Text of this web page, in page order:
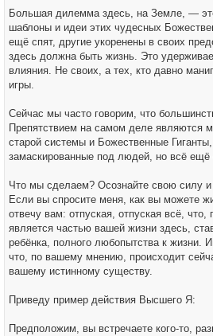
Большая дилемма здесь, на Земле, —
шаблоны и идеи этих чудесных
ещё спят, другие укоренены в своих
здесь должна быть жизнь. Это
влияния. Не своих, а тех, кто давно
игры.
Сейчас мы часто говорим, что
Препятствием на самом деле являются
старой системы и Божественные
замаскированные под людей, но всё
Что мы сделаем? Осознайте свою силу и
Если вы спросите меня, как вы можете
отвечу вам: отпуская, отпуская всё,
является частью вашей жизни здесь,
ребёнка, полного любопытства к жизни.
что, по вашему мнению, происходит
вашему истинному существу.
Приведу пример действия Высшего Я:
Предположим, вы встречаете кого-то,